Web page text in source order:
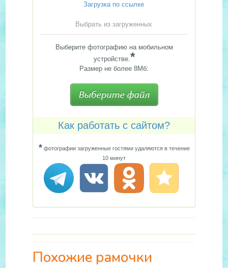
Загрузка по ссылке
Выбрать из загруженных
Выберите фотографию на мобильном
устройстве.*
Размер не более 8Мб:
Как работать с сайтом?
*фотографии загруженные гостями удаляются в течение
10 минут
Похожие рамочки